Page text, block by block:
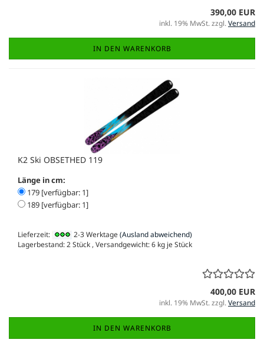
390,00 EUR
inkl. 19% MwSt. zzgl.Versand
IN DEN WARENKORB
K2 Ski OBSETHED 119
Länge in cm:
179 [verfügbar: 1]
189 [verfügbar: 1]
Lieferzeit: 2-3 Werktage(Ausland abweichend)
Lagerbestand: 2 Stück , Versandgewicht:6 kg je Stück
400,00 EUR
inkl. 19% MwSt. zzgl.Versand
IN DEN WARENKORB